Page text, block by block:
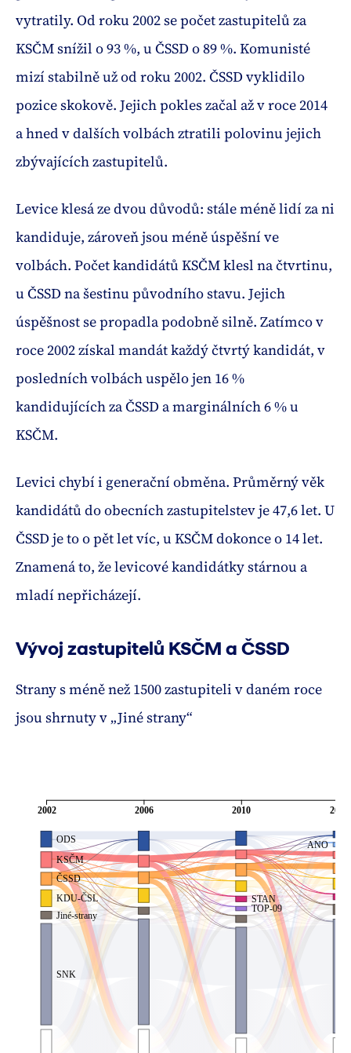
vytratily. Od roku 2002 se počet zastupitelů za
KSČM snížil o 93 %, u ČSSD o 89 %. Komunisté
mizí stabilně už od roku 2002. ČSSD vyklidilo
pozice skokově. Jejich pokles začal až v roce 2014
a hned v dalších volbách ztratili polovinu jejich
zbývajících zastupitelů.
Levice klesá ze dvou důvodů: stále méně lidí za ni
kandiduje, zároveň jsou méně úspěšní ve
volbách. Počet kandidátů KSČM klesl na čtvrtinu,
u ČSSD na šestinu původního stavu. Jejich
úspěšnost se propadla podobně silně. Zatímco v
roce 2002 získal mandát každý čtvrtý kandidát, v
posledních volbách uspělo jen 16 %
kandidujících za ČSSD a marginálních 6 % u
KSČM.
Levici chybí i generační obměna. Průměrný věk
kandidátů do obecních zastupitelstev je 47,6 let. U
ČSSD je to o pět let víc, u KSČM dokonce o 14 let.
Znamená to, že levicové kandidátky stárnou a
mladí nepřicházejí.
Vývoj zastupitelů KSČM a ČSSD
Strany s méně než 1500 zastupiteli v daném roce
jsou shrnuty v „Jiné strany“